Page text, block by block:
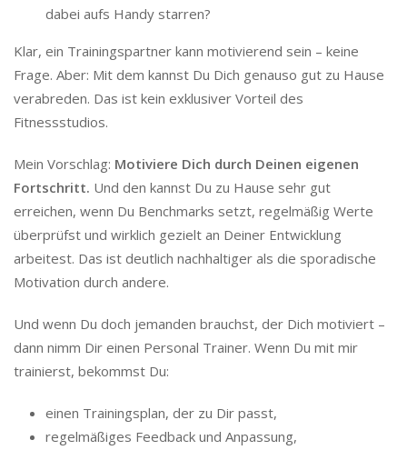
dabei aufs Handy starren?
Klar, ein Trainingspartner kann motivierend sein – keine
Frage. Aber: Mit dem kannst Du Dich genauso gut zu Hause
verabreden. Das ist kein exklusiver Vorteil des
Fitnessstudios.
Mein Vorschlag: Motiviere Dich durch Deinen eigenen
Fortschritt. Und den kannst Du zu Hause sehr gut
erreichen, wenn Du Benchmarks setzt, regelmäßig Werte
überprüfst und wirklich gezielt an Deiner Entwicklung
arbeitest. Das ist deutlich nachhaltiger als die sporadische
Motivation durch andere.
Und wenn Du doch jemanden brauchst, der Dich motiviert –
dann nimm Dir einen Personal Trainer. Wenn Du mit mir
trainierst, bekommst Du:
einen Trainingsplan, der zu Dir passt,
regelmäßiges Feedback und Anpassung,